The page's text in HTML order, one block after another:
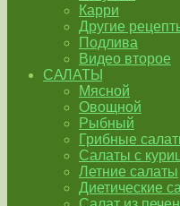
Карри
Другие
Подлива
Видео второе
САЛАТЫ
Мясной
Овощной
Рыбный
Грибные
Салаты с
Летние салаты
Диетические